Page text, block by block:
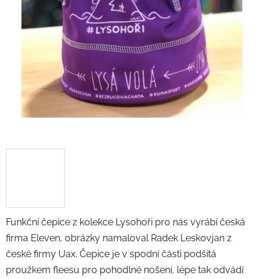
Funkční čepice z kolekce Lysohoři pro nás vyrábí česká
firma Eleven, obrázky namaloval Radek Leskovjan z
české firmy Uax. Čepice je v spodní části podšitá
proužkem fleesu pro pohodlné nošení, lépe tak odvádí